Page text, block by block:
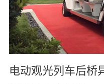
电动观光列车后桥